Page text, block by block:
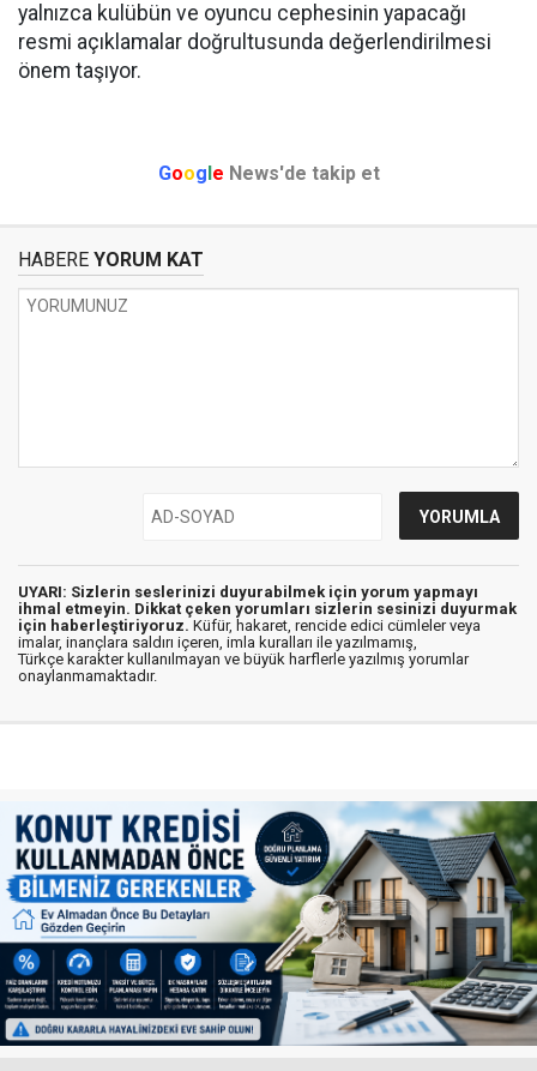
yalnızca kulübün ve oyuncu cephesinin yapacağı
resmi açıklamalar doğrultusunda değerlendirilmesi
önem taşıyor.
Google News'de takip et
HABERE YORUM KAT
UYARI: Sizlerin seslerinizi duyurabilmek için yorum yapmayı
ihmal etmeyin. Dikkat çeken yorumları sizlerin sesinizi duyurmak
için haberleştiriyoruz. Küfür, hakaret, rencide edici cümleler veya
imalar, inançlara saldırı içeren, imla kuralları ile yazılmamış,
Türkçe karakter kullanılmayan ve büyük harflerle yazılmış yorumlar
onaylanmamaktadır.